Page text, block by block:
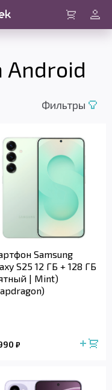
Войти
Фильтры
Samsung
S25 12 ГБ + 128 ГБ
| Mint)
₽